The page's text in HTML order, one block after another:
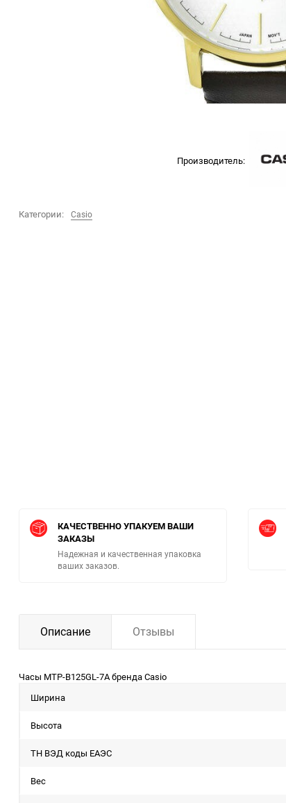
Производитель:
Категории: Casio
КАЧЕСТВЕННО УПАКУЕМ ВАШИ
ЗАКАЗЫ
Надежная и качественная упаковка
ваших заказов.
Описание Отзывы
Часы MTP-B125GL-7A бренда Casio
Ширина
Высота
ТН ВЭД коды ЕАЭС
Вес